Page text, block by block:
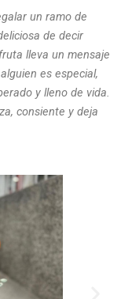
un ramo de
de decir
lleva un mensaje
es especial,
y lleno de vida.
consiente y deja